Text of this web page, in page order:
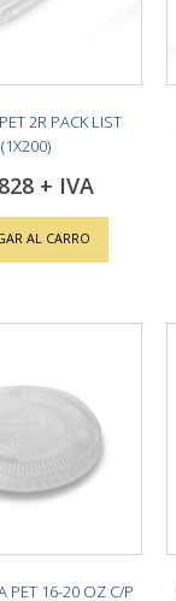
2R PACK LIST
(1X200)
AL CARRO
PET 16-20 OZ C/P